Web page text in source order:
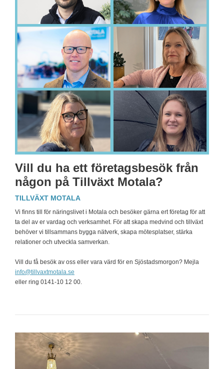
Vill du ha ett företagsbesök från
någon på Tillväxt Motala?
TILLVÄXT MOTALA
Vi finns till för näringslivet i Motala och besöker gärna ert företag för att
ta del av er vardag och verksamhet. För att skapa medvind och tillväxt
behöver vi tillsammans bygga nätverk, skapa mötesplatser, stärka
relationer och utveckla samverkan.
Vill du få besök av oss eller vara värd för en Sjöstadsmorgon? Mejla
info@tillvaxtmotala.se
eller ring 0141-10 12 00.